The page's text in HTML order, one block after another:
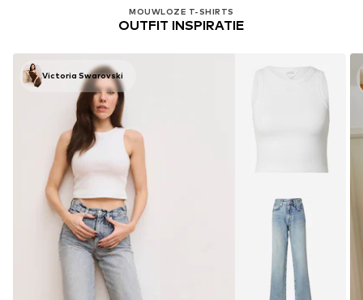
MOUWLOZE T-SHIRTS
OUTFIT INSPIRATIE
Victoria Swarovski